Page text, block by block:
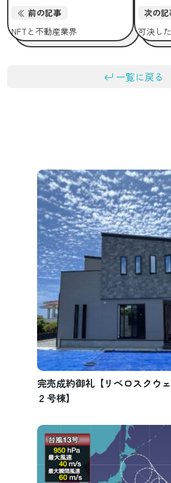
前の記事
NFTと不動産業界
次の
可決し
一覧に戻る
完売成約御礼【リベロスクウ
２号棟】